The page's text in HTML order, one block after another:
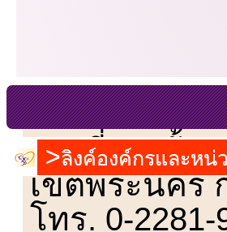
ลิงค์องค์กรและหน่
เลขที่ 23 ชั้น
เขตพระนคร
โทร. 0-2281-